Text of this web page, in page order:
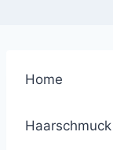
Home
Haarschmuck